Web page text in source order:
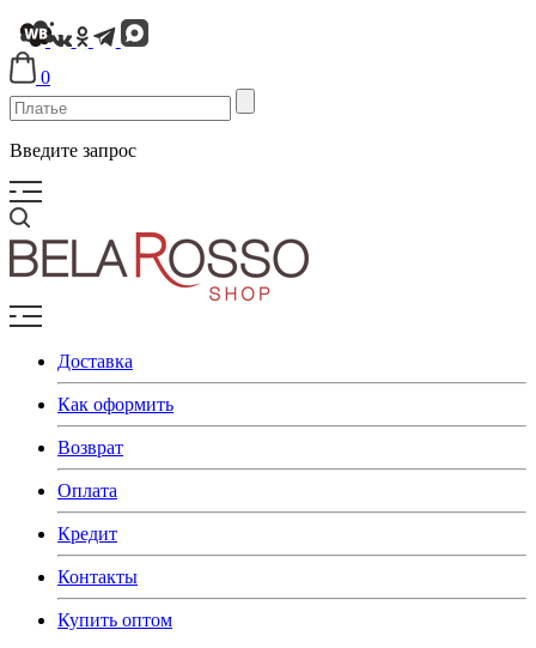
0
Введите запрос
Доставка
Как оформить
Возврат
Оплата
Кредит
Контакты
Купить оптом